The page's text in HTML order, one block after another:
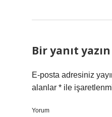
Bir yanıt yazın
E-posta adresiniz
alanlar * ile
Yorum